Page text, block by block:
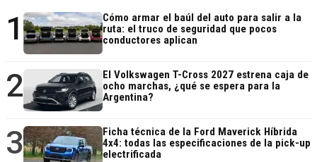
1
Cómo armar el baúl del auto para salir a la
ruta: el truco de seguridad que pocos
conductores aplican
2
El Volkswagen T-Cross 2027 estrena caja de
ocho marchas, ¿qué se espera para la
Argentina?
3
Ficha técnica de la Ford Maverick Híbrida
4x4: todas las especificaciones de la pick-up
electrificada